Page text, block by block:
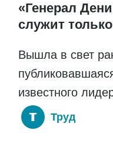
«Генерал
служит
Вышла в свет
известного
Труд